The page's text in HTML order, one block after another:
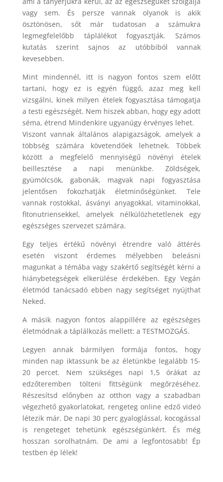
vagy sem. És persze vannak olyanok is akik
ösztönösen, sőt már tudatosan a számukra
legmegfelelőbb táplálékot fogyasztják. Számos
kutatás szerint sajnos az utóbbiból vannak
kevesebben.
Mint mindennél, itt is nagyon fontos szem előtt
tartani, hogy ez is egyén függő, azaz meg kell
vizsgálni, kinek milyen ételek fogyasztása támogatja
a testi egészségét. Nem hiszek abban, hogy egy adott
séma, étrend Mindenkire ugyanúgy érvényes lehet.
Viszont vannak általános alapigazságok, amelyek a
többség számára követendőek lehetnek. Többek
között a megfelelő mennyiségű növényi ételek
beillesztése a napi menünkbe. Zöldségek,
gyümölcsök, gabonák, magvak napi fogyasztása
jelentősen fokozhatják életminőségünket. Tele
vannak rostokkal, ásványi anyagokkal, vitaminokkal,
fitonutriensekkel, amelyek nélkülözhetetlenek egy
egészséges szervezet számára.
Egy teljes értékű növényi étrendre való áttérés
esetén viszont érdemes mélyebben beleásni
magunkat a témába vagy szakértő segítségét kérni a
hiánybetegségek elkerülése érdekében. Egy Vegán
életmód tanácsadó ebben nagy segítséget nyújthat
Neked.
A másik nagyon fontos alappillére az egészséges
életmódnak a táplálkozás mellett: a TESTMOZGÁS.
Legyen annak bármilyen formája fontos, hogy
minden nap iktassunk be az életünkbe legalább 15-
20 percet. Nem szükséges napi 1,5 órákat az
edzőteremben tölteni fittségünk megőrzéséhez.
Részesítsd előnyben az otthon vagy a szabadban
végezhető gyakorlatokat, rengeteg online edző videó
létezik már. De napi 30 perc gyaloglással, kocogással
is rengeteget tehetünk egészségünkért. És még
hosszan sorolhatnám. De ami a legfontosabb! Ép
testben ép lélek!